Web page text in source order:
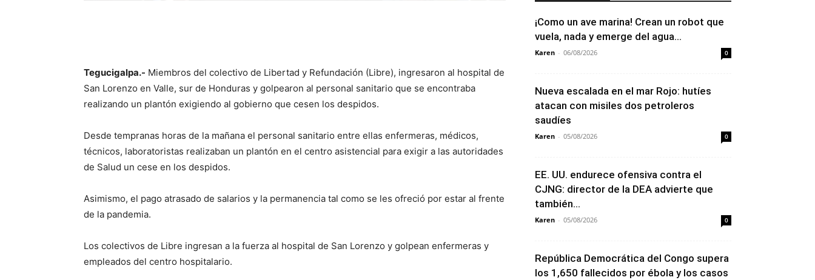
Tegucigalpa.- Miembros del colectivo de Libertad y Refundación (Libre), ingresaron al hospital de
San Lorenzo en Valle, sur de Honduras y golpearon al personal sanitario que se encontraba
realizando un plantón exigiendo al gobierno que cesen los despidos.
Desde tempranas horas de la mañana el personal sanitario entre ellas enfermeras, médicos,
técnicos, laboratoristas realizaban un plantón en el centro asistencial para exigir a las autoridades
de Salud un cese en los despidos.
Asimismo, el pago atrasado de salarios y la permanencia tal como se les ofreció por estar al frente
de la pandemia.
Los colectivos de Libre ingresan a la fuerza al hospital de San Lorenzo y golpean enfermeras y
empleados del centro hospitalario.
¡Como un ave marina! Crean un robot que
vuela, nada y emerge del agua...
Karen - 06/08/2026 0
Nueva escalada en el mar Rojo: hutíes
atacan con misiles dos petroleros
saudíes
Karen - 05/08/2026 0
EE. UU. endurece ofensiva contra el
CJNG: director de la DEA advierte que
también...
Karen - 05/08/2026 0
República Democrática del Congo supera
los 1,650 fallecidos por ébola y los casos